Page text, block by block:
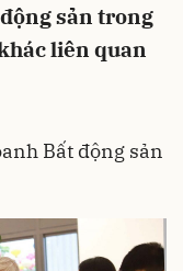
sản trong
liên quan
Bất động sản